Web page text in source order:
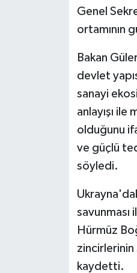
Genel
ortamının
Bakan
devlet
sanayi
anlayışı
olduğunu
ve güçlü
söyledi.
Hürmüz
zincirlerinin
kaydetti.